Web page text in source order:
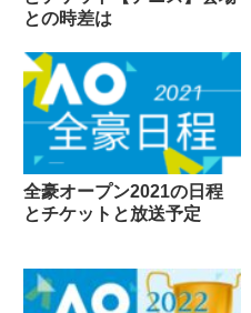
との時差は
全豪オープン2021の日程
とチケットと放送予定